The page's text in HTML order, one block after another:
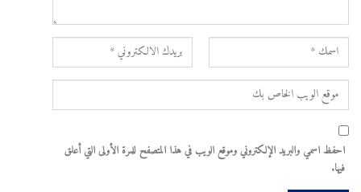
احفظ اسمي والبريد الإلكتروني وموقع الويب في هذا المتصفح للمرة الأولى التي أعلق
فيها.